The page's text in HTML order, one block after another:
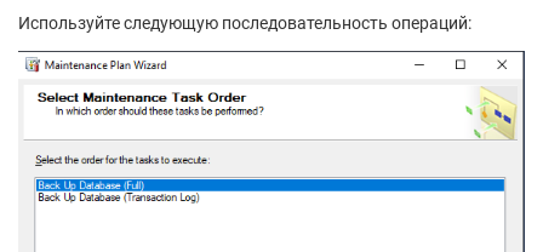
Используйте следующую последовательность операций: